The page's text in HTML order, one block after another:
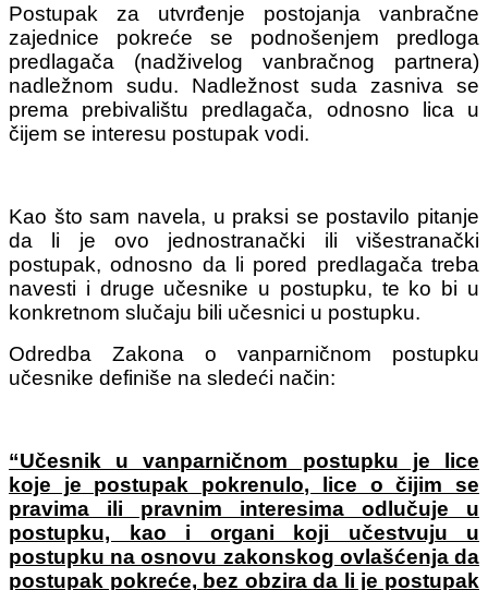
Postupak za utvrđenje postojanja vanbračne
zajednice pokreće se podnošenjem predloga
predlagača (nadživelog vanbračnog partnera)
nadležnom sudu. Nadležnost suda zasniva se
prema prebivalištu predlagača, odnosno lica u
čijem se interesu postupak vodi.
Kao što sam navela, u praksi se postavilo pitanje
da li je ovo jednostranački ili višestranački
postupak, odnosno da li pored predlagača treba
navesti i druge učesnike u postupku, te ko bi u
konkretnom slučaju bili učesnici u postupku.
Odredba Zakona o vanparničnom postupku
učesnike definiše na sledeći način:
“Učesnik u vanparničnom postupku je lice
koje je postupak pokrenulo, lice o čijim se
pravima ili pravnim interesima odlučuje u
postupku, kao i organi koji učestvuju u
postupku na osnovu zakonskog ovlašćenja da
postupak pokreće, bez obzira da li je postupak